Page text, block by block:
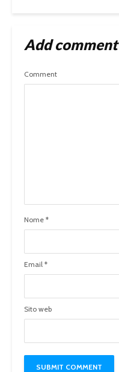
Add comment
Comment
Nome *
Email *
Sito web